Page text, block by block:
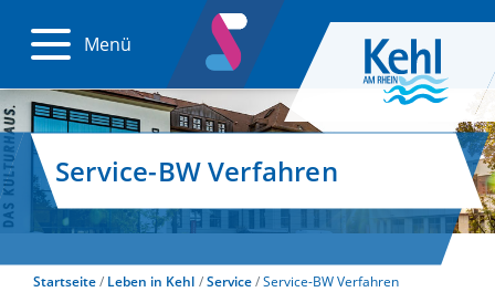
Menü
Service-BW Verfahren
Startseite Leben in Kehl Service Service-BW Verfahren